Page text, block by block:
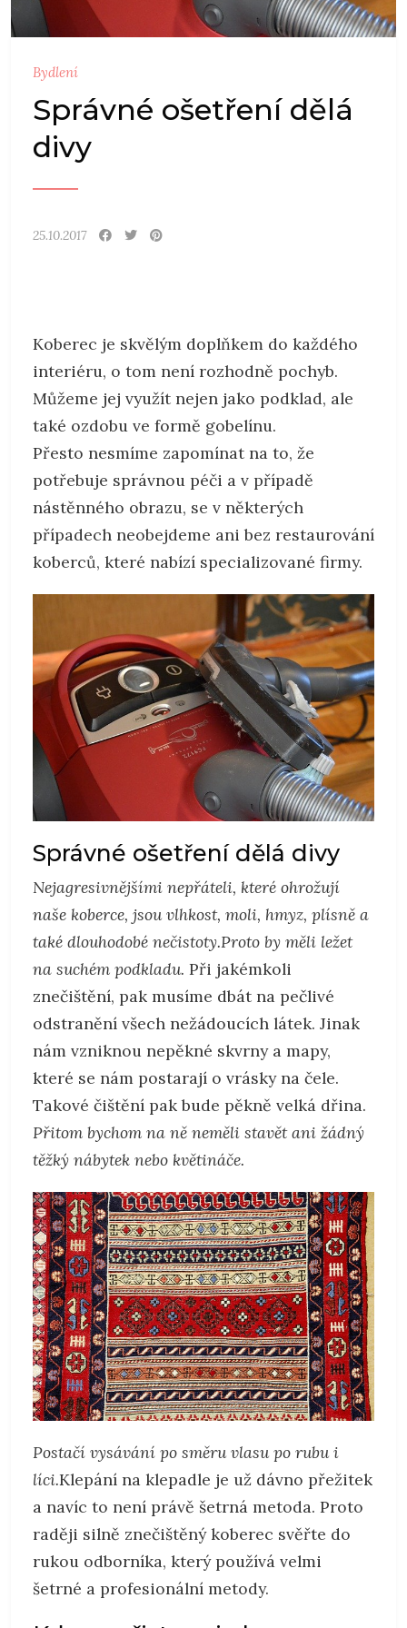
Bydlení
Správné ošetření dělá
divy
25.10.2017
Koberec je skvělým doplňkem do každého
interiéru, o tom není rozhodně pochyb.
Můžeme jej využít nejen jako podklad, ale
také ozdobu ve formě gobelínu.
Přesto nesmíme zapomínat na to, že
potřebuje správnou péči a v případě
nástěnného obrazu, se v některých
případech neobejdeme ani bez restaurování
koberců, které nabízí specializované firmy.
Správné ošetření dělá divy
Nejagresivnějšími nepřáteli, které ohrožují
naše koberce, jsou vlhkost, moli, hmyz, plísně a
také dlouhodobé nečistoty.Proto by měli ležet
na suchém podkladu. Při jakémkoli
znečištění, pak musíme dbát na pečlivé
odstranění všech nežádoucích látek. Jinak
nám vzniknou nepěkné skvrny a mapy,
které se nám postarají o vrásky na čele.
Takové čištění pak bude pěkně velká dřina.
Přitom bychom na ně neměli stavět ani žádný
těžký nábytek nebo květináče.
Postačí vysávání po směru vlasu po rubu i
líci.Klepání na klepadle je už dávno přežitek
a navíc to není právě šetrná metoda. Proto
raději silně znečištěný koberec svěřte do
rukou odborníka, který používá velmi
šetrné a profesionální metody.